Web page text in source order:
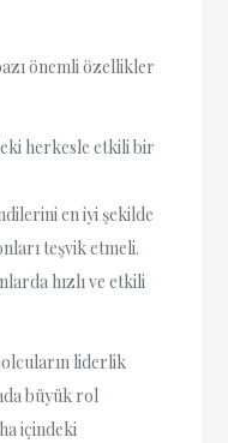
önemli özellikler
herkesle etkili bir
en iyi şekilde
teşvik etmeli.
hızlı ve etkili
liderlik
büyük rol
içindeki